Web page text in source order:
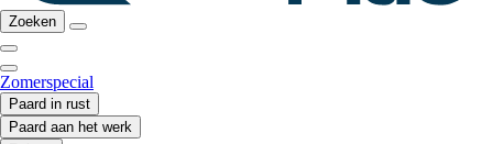
Zoeken
Zomerspecial
Paard in rust
Paard aan het werk